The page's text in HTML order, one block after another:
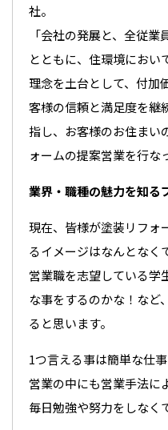
社。
「会社の発展と、全従
とともに、住環境におい
理念を土台として、付加
客様の信頼と満足度を継
指し、お客様のお住まい
ォームの提案営業を行な
業界・職種の魅力を知る
現在、皆様が塗装リフォ
るイメージはなんとなく
営業職を志望している学
な事をするのかな！など
ると思います。
1つ言える事は簡単な仕事
営業の中にも営業手法に
毎日勉強や努力をしなく